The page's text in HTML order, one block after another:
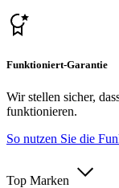
Funktioniert-Garantie
Wir stellen sicher,
funktionieren.
So nutzen Sie die
Top Marken